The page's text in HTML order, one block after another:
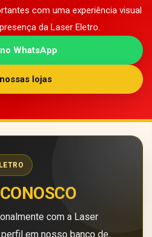
com uma experiência visual
da Laser Eletro.
WhatsApp
lojas
CONOSCO
com a Laser
em nosso banco de